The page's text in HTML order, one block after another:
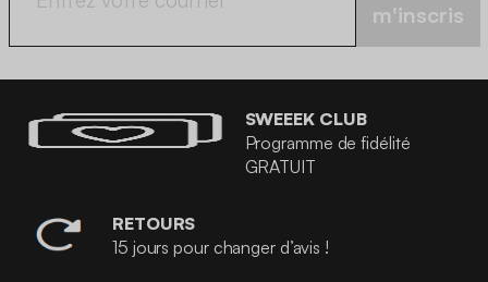
m'inscris
SWEEEK CLUB
Programme de fidélité
GRATUIT
RETOURS
15 jours pour changer d’avis !